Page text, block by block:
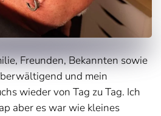
Freunden, Bekannten sowie
und mein
wieder von Tag zu Tag. Ich
aber es war wie kleines